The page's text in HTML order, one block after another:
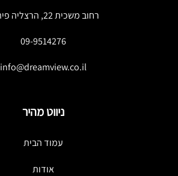
רחוב משכית 22, הרצליה פיתוח
09-9514276
info@dreamview.co.il
ניווט מהיר
עמוד הבית
אודות